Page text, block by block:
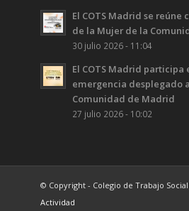
El COTS Madrid se reúne
de la Mujer de la
30 julio 2026 - 11:04
El COTS Madrid
emergencia desplegado
Comunidad de Madrid
27 julio 2026 - 10:02
© Copyright - Colegio de Trabajo
Actividad